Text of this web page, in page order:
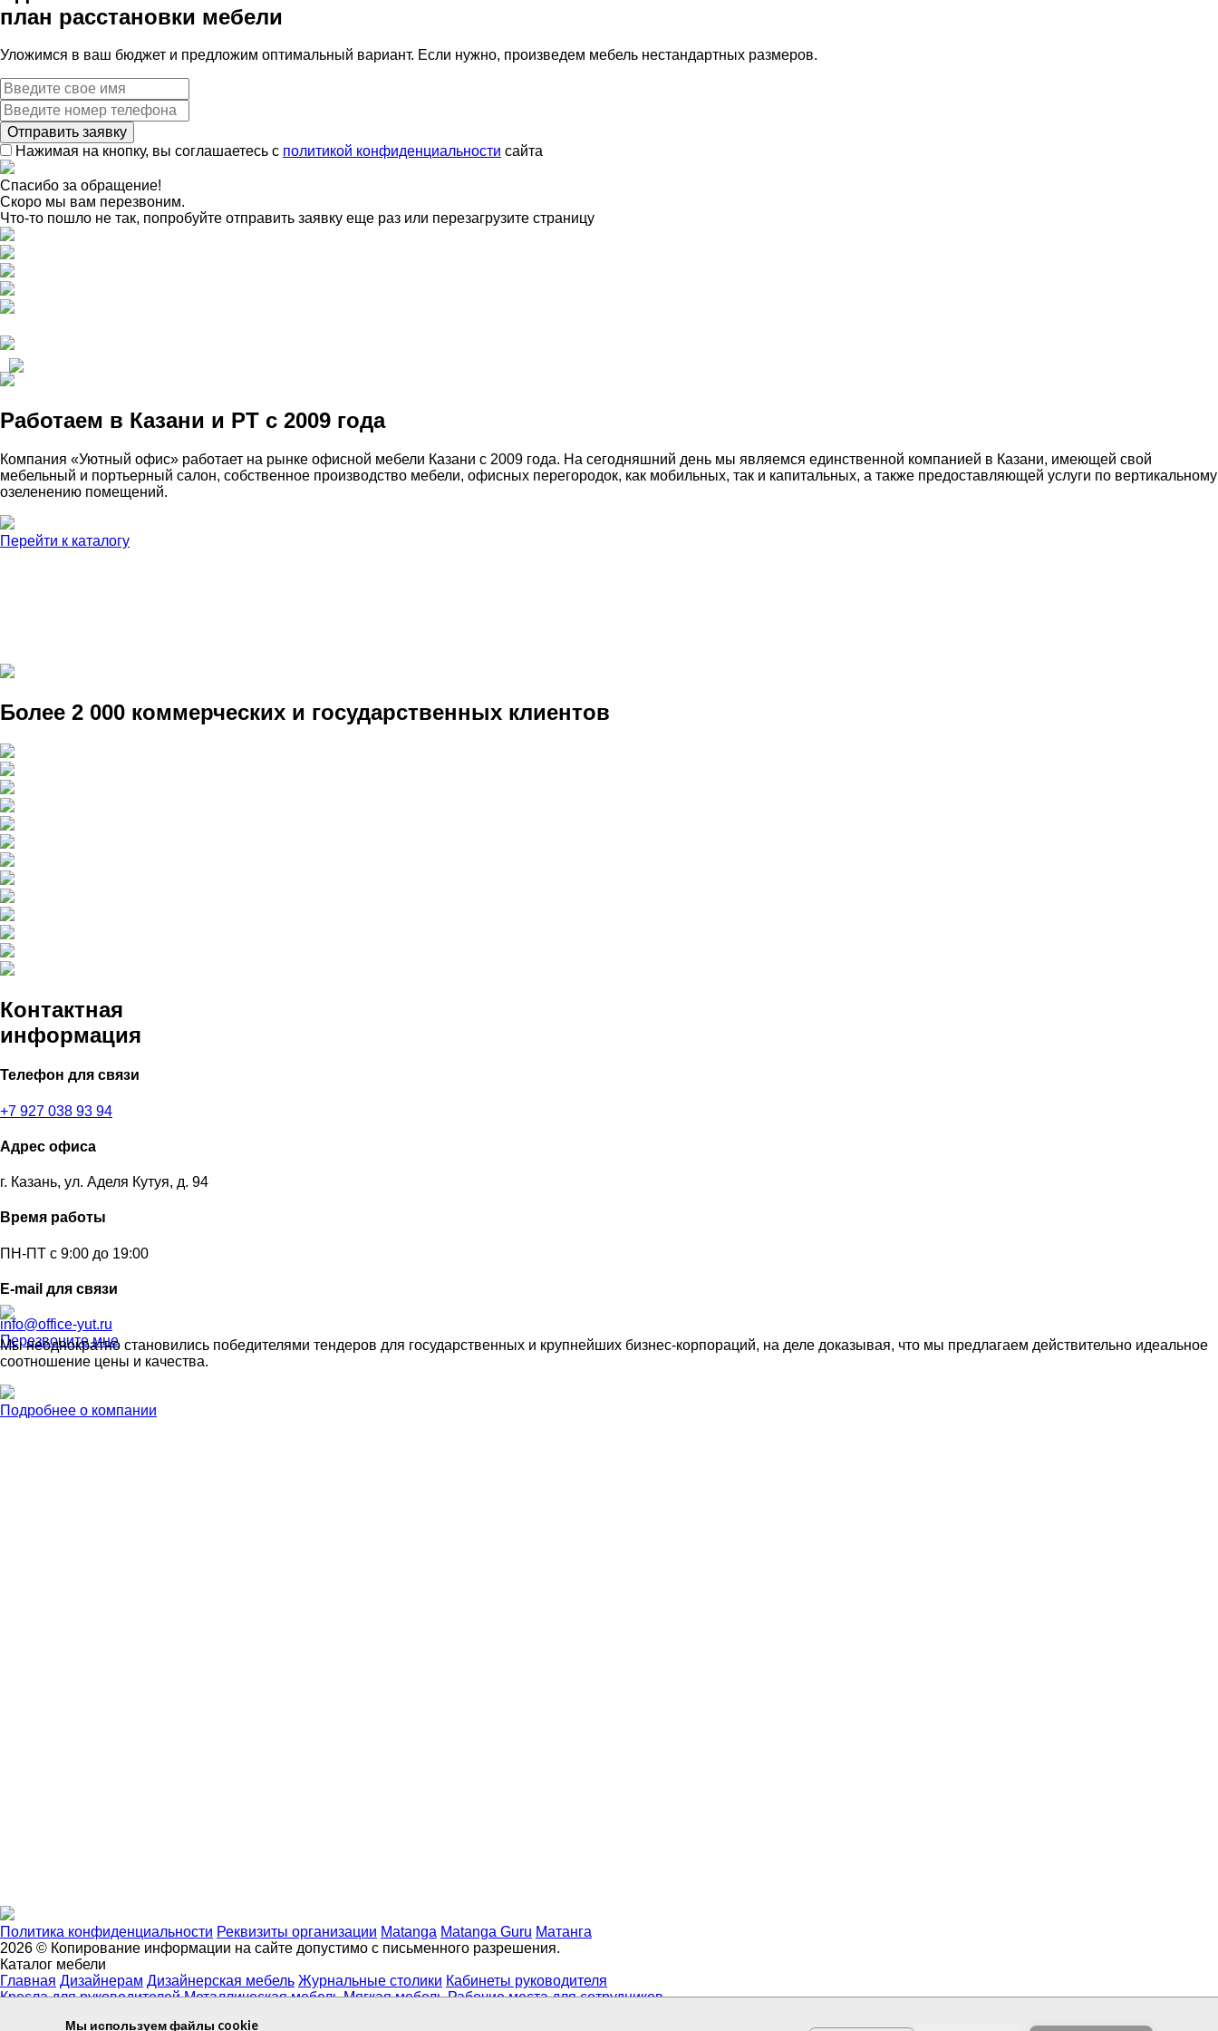
план расстановки мебели
Уложимся в ваш бюджет и предложим оптимальный вариант. Если нужно, произведем мебель нестандартных размеров.
Нажимая на кнопку, вы соглашаетесь с политикой конфиденциальности сайта
Спасибо за обращение!
Скоро мы вам перезвоним.
Что-то пошло не так, попробуйте отправить заявку еще раз или перезагрузите страницу
Работаем в Казани и РТ с 2009 года
Компания «Уютный офис» работает на рынке офисной мебели Казани с 2009 года. На сегодняшний день мы являемся единственной компанией в Казани, имеющей свой
мебельный и портьерный салон, собственное производство мебели, офисных перегородок, как мобильных, так и капитальных, а также предоставляющей услуги по вертикальному
озеленению помещений.
Перейти к каталогу
Мы неоднократно становились победителями тендеров для государственных и крупнейших бизнес-корпораций, на деле доказывая, что мы предлагаем действительно идеальное
соотношение цены и качества.
Подробнее о компании
Более 2 000 коммерческих и государственных клиентов
Контактная
информация
Телефон для связи
+7 927 038 93 94
Адрес офиса
г. Казань, ул. Аделя Кутуя, д. 94
Время работы
ПН-ПТ с 9:00 до 19:00
E-mail для связи
info@office-yut.ru
Перезвоните мне
Политика конфиденциальности Реквизиты организации Matanga Matanga Guru Матанга
2026 © Копирование информации на сайте допустимо с письменного разрешения.
Каталог мебели
Главная Дизайнерам Дизайнерская мебель Журнальные столики Кабинеты руководителя
Кресла для руководителей Металлическая мебель Мягкая мебель Рабочие места для сотрудников
Мы используем файлы cookie